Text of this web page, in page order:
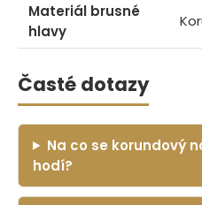
Materiál brusné
hlavy
Časté dotazy
Na co se korundový
hodí?